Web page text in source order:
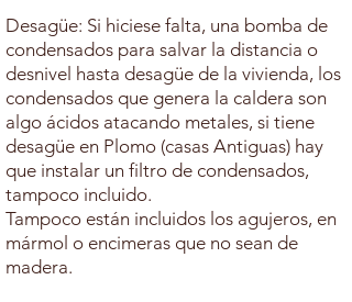
Desagüe: Si hiciese falta, una bomba de
condensados para salvar la distancia o
desnivel hasta desagüe de la vivienda, los
condensados que genera la caldera son
algo ácidos atacando metales, si tiene
desagüe en Plomo (casas Antiguas) hay
que instalar un filtro de condensados,
tampoco incluido.
Tampoco están incluidos los agujeros, en
mármol o encimeras que no sean de
madera.